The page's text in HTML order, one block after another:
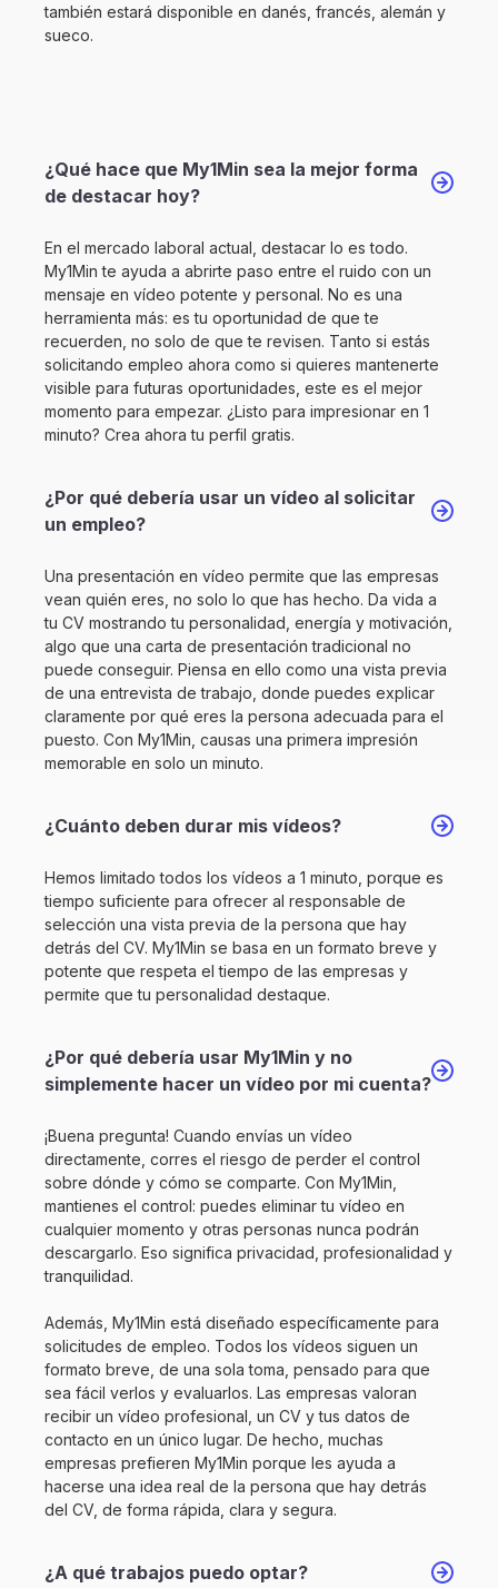
también estará disponible en danés, francés, alemán y
sueco.
¿Qué hace que My1Min sea la mejor forma
de destacar hoy?
En el mercado laboral actual, destacar lo es todo.
My1Min te ayuda a abrirte paso entre el ruido con un
mensaje en vídeo potente y personal. No es una
herramienta más: es tu oportunidad de que te
recuerden, no solo de que te revisen. Tanto si estás
solicitando empleo ahora como si quieres mantenerte
visible para futuras oportunidades, este es el mejor
momento para empezar. ¿Listo para impresionar en 1
minuto? Crea ahora tu perfil gratis.
¿Por qué debería usar un vídeo al solicitar
un empleo?
Una presentación en vídeo permite que las empresas
vean quién eres, no solo lo que has hecho. Da vida a
tu CV mostrando tu personalidad, energía y motivación,
algo que una carta de presentación tradicional no
puede conseguir. Piensa en ello como una vista previa
de una entrevista de trabajo, donde puedes explicar
claramente por qué eres la persona adecuada para el
puesto. Con My1Min, causas una primera impresión
memorable en solo un minuto.
¿Cuánto deben durar mis vídeos?
Hemos limitado todos los vídeos a 1 minuto, porque es
tiempo suficiente para ofrecer al responsable de
selección una vista previa de la persona que hay
detrás del CV. My1Min se basa en un formato breve y
potente que respeta el tiempo de las empresas y
permite que tu personalidad destaque.
¿Por qué debería usar My1Min y no
simplemente hacer un vídeo por mi cuenta?
¡Buena pregunta! Cuando envías un vídeo
directamente, corres el riesgo de perder el control
sobre dónde y cómo se comparte. Con My1Min,
mantienes el control: puedes eliminar tu vídeo en
cualquier momento y otras personas nunca podrán
descargarlo. Eso significa privacidad, profesionalidad y
tranquilidad.
Además, My1Min está diseñado específicamente para
solicitudes de empleo. Todos los vídeos siguen un
formato breve, de una sola toma, pensado para que
sea fácil verlos y evaluarlos. Las empresas valoran
recibir un vídeo profesional, un CV y tus datos de
contacto en un único lugar. De hecho, muchas
empresas prefieren My1Min porque les ayuda a
hacerse una idea real de la persona que hay detrás
del CV, de forma rápida, clara y segura.
¿A qué trabajos puedo optar?